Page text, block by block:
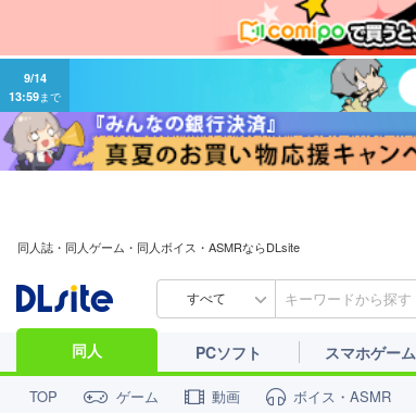
9/14
13:59まで
同人誌・同人ゲーム・同人ボイス・ASMRならDLsite
すべて
同人 PCソフト スマホゲーム
TOP ゲーム 動画 ボイス・ASMR